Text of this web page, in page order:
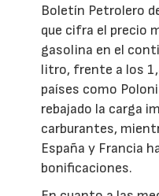
Boletín Petrolero
que cifra el precio
gasolina en el
litro, frente a los
países como
rebajado la carga
carburantes,
España y Francia
bonificaciones.